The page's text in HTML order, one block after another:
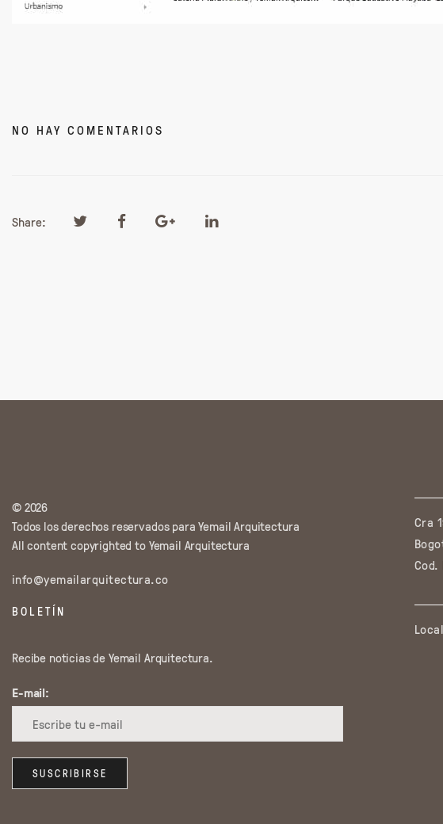
NO HAY COMENTARIOS
Share:
© 2026
Todos los derechos reservados para Yemail Arquitectura
All content copyrighted to Yemail Arquitectura
info@yemailarquitectura.co
BOLETÍN
Recibe noticias de Yemail Arquitectura.
E-mail:
Cra
Cod.